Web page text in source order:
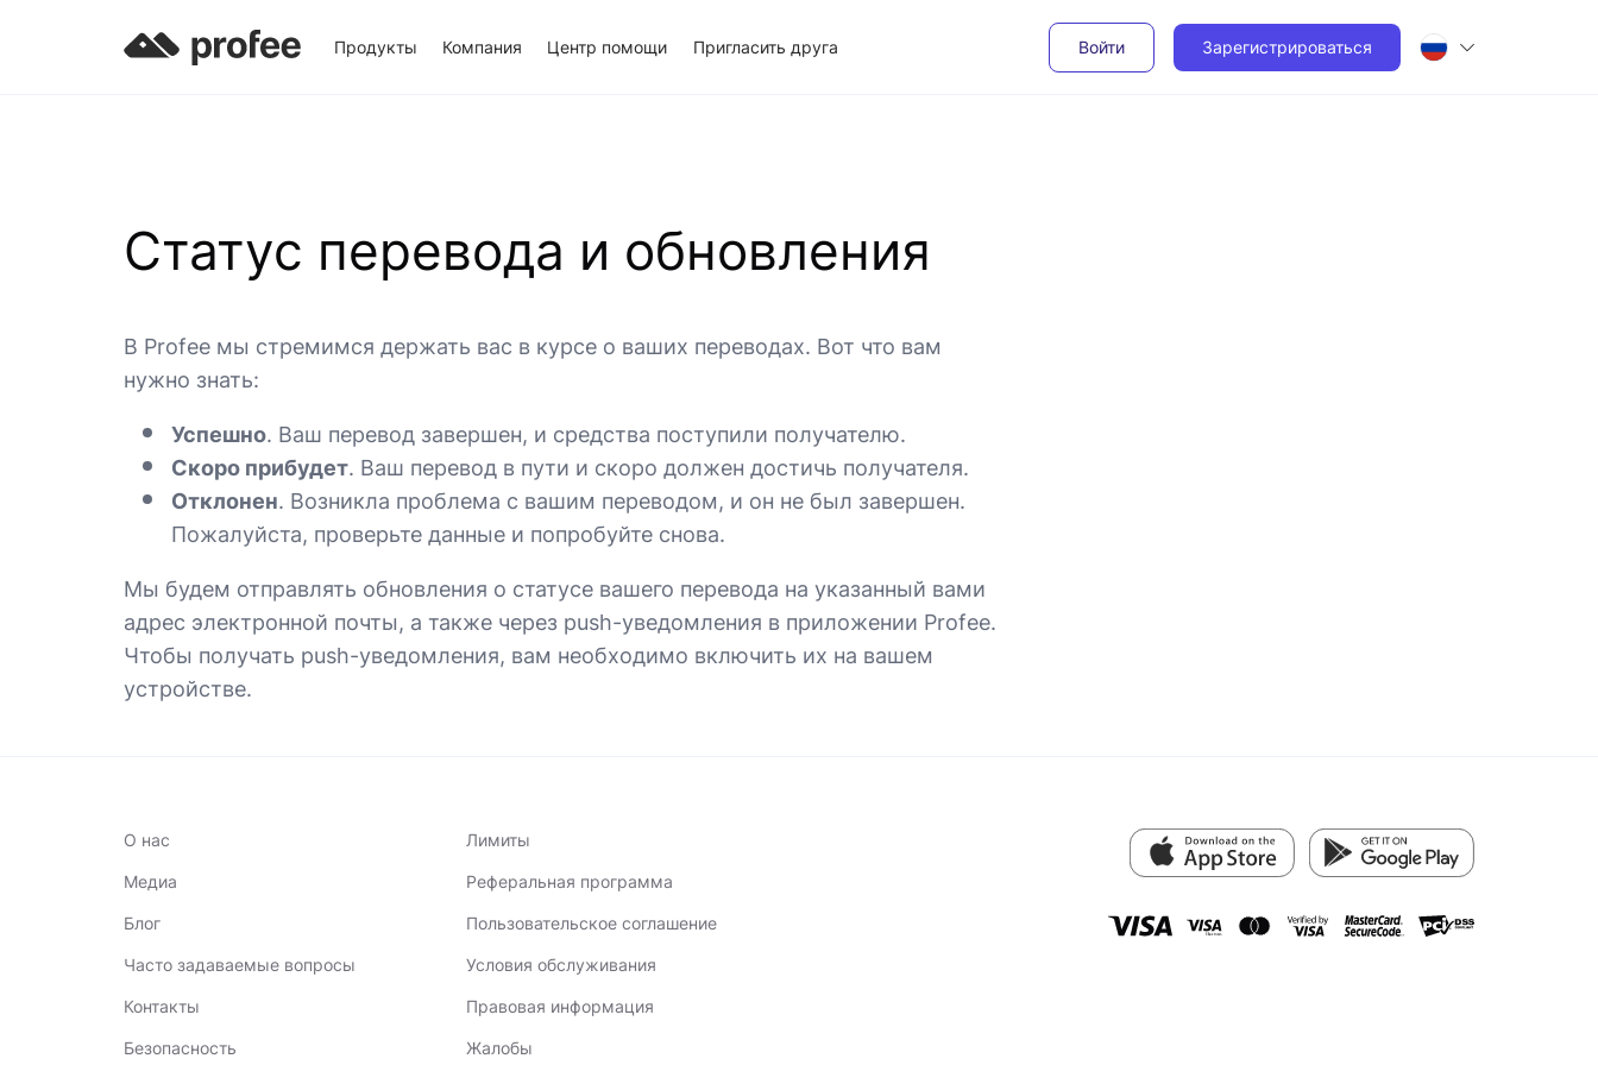
Продукты Компания Центр помощи Пригласить друга Войти Зарегистрироваться
Статус перевода и обновления
В Profee мы стремимся держать вас в курсе о ваших переводах. Вот что вам
нужно знать:
Успешно. Ваш перевод завершен, и средства поступили получателю.
Скоро прибудет. Ваш перевод в пути и скоро должен достичь получателя.
Отклонен. Возникла проблема с вашим переводом, и он не был завершен.
Пожалуйста, проверьте данные и попробуйте снова.
Мы будем отправлять обновления о статусе вашего перевода на указанный вами
адрес электронной почты, а также через push-уведомления в приложении Profee.
Чтобы получать push-уведомления, вам необходимо включить их на вашем
устройстве.
О нас
Медиа
Блог
Часто задаваемые вопросы
Контакты
Безопасность
Лимиты
Реферальная программа
Пользовательское соглашение
Условия обслуживания
Правовая информация
Жалобы